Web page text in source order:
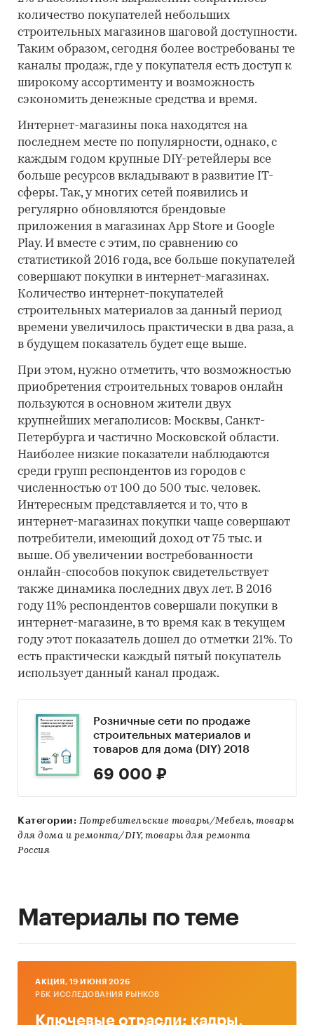
количество покупателей небольших
строительных магазинов шаговой доступности.
Таким образом, сегодня более востребованы те
каналы продаж, где у покупателя есть доступ к
широкому ассортименту и возможность
сэкономить денежные средства и время.
Интернет-магазины пока находятся на
последнем месте по популярности, однако, с
каждым годом крупные DIY-ретейлеры все
больше ресурсов вкладывают в развитие IT-
сферы. Так, у многих сетей появились и
регулярно обновляются брендовые
приложения в магазинах App Store и Google
Play. И вместе с этим, по сравнению со
статистикой 2016 года, все больше покупателей
совершают покупки в интернет-магазинах.
Количество интернет-покупателей
строительных материалов за данный период
времени увеличилось практически в два раза, а
в будущем показатель будет еще выше.
При этом, нужно отметить, что возможностью
приобретения строительных товаров онлайн
пользуются в основном жители двух
крупнейших мегаполисов: Москвы, Санкт-
Петербурга и частично Московской области.
Наиболее низкие показатели наблюдаются
среди групп респондентов из городов с
численностью от 100 до 500 тыс. человек.
Интересным представляется и то, что в
интернет-магазинах покупки чаще совершают
потребители, имеющий доход от 75 тыс. и
выше. Об увеличении востребованности
онлайн-способов покупок свидетельствует
также динамика последних двух лет. В 2016
году 11% респондентов совершали покупки в
интернет-магазине, в то время как в текущем
году этот показатель дошел до отметки 21%. То
есть практически каждый пятый покупатель
использует данный канал продаж.
Розничные сети по продаже
строительных материалов и
товаров для дома (DIY) 2018
69 000 ₽
Категории: Потребительские товары/Мебель, товары
для дома и ремонта/DIY, товары для ремонта
Россия
Материалы по теме
AКЦИЯ, 19 ИЮНЯ 2026
РБК ИССЛЕДОВАНИЯ РЫНКОВ
Ключевые отрасли: кадры,